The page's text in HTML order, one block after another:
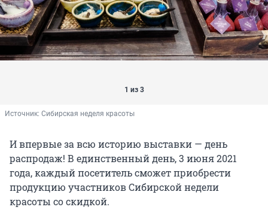
1 из 3
Источник: Сибирская неделя красоты
И впервые за всю историю выставки — день
распродаж! В единственный день, 3 июня 2021
года, каждый посетитель сможет приобрести
продукцию участников Сибирской недели
красоты со скидкой.